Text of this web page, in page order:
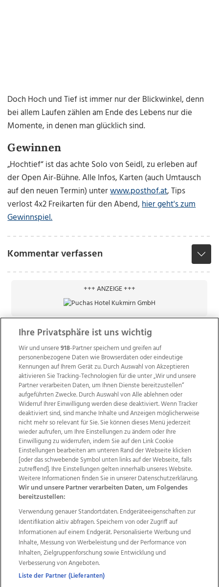
Doch Hoch und Tief ist immer nur der Blickwinkel, denn
bei allem Laufen zählen am Ende des Lebens nur die
Momente, in denen man glücklich sind.
Gewinnen
„Hochtief“ ist das achte Solo von Seidl, zu erleben auf
der Open Air-Bühne. Alle Infos, Karten (auch Umtausch
auf den neuen Termin) unterwww.posthof.at, Tips
verlost 4x2 Freikarten für den Abend,hier geht's zum
Gewinnspiel.
Kommentar verfassen
+++ ANZEIGE +++
Wir über uns Mediadaten Kontakt
Jobs
Datenschutz
Impressum
AGB Anzeigekunden
AGB Website
Ehrenkodex Politische Werbung
Weitere Angebote des Medienhauses Wimmer
TV1 di-mog-i.at OÖNow
Ischler Woche
Life Radio
OÖNachrichten
OÖN Immobilien
OÖN Karriere
OÖN Reise
Promenaden Galerien
Regionaljobs
wasistlos.at wirtrauern.at
Ihre Privatsphäre ist uns wichtig
Wir und unsere918-Partner speichern und greifen auf
personenbezogene Daten wie Browserdaten oder eindeutige
Kennungen auf Ihrem Gerät zu. Durch Auswahl von Akzeptieren
aktivieren Sie Tracking-Technologien für die unter „Wir und unsere
Partner verarbeiten Daten, um Ihnen Dienste bereitzustellen“
aufgeführten Zwecke. Durch Auswahl von Alle ablehnen oder
Widerruf Ihrer Einwilligung werden diese deaktiviert. Wenn Tracker
deaktiviert sind, sind manche Inhalte und Anzeigen möglicherweise
nicht mehr so relevant für Sie. Sie können dieses Menü jederzeit
wieder aufrufen, um Ihre Einstellungen zu ändern oder Ihre
Einwilligung zu widerrufen, indem Sie auf den Link Cookie
Einstellungen bearbeiten am unteren Rand der Webseite klicken
[oder das schwebende Symbol unten links auf der Webseite, falls
zutreffend]. Ihre Einstellungen gelten innerhalb unseres Website.
Weitere Informationen finden Sie in unserer Datenschutzerklärung.
Wir und unsere Partner verarbeiten Daten, um Folgendes
bereitzustellen:
Verwendung genauer Standortdaten. Endgeräteeigenschaften zur
Identifikation aktiv abfragen. Speichern von oder Zugriff auf
Informationen auf einem Endgerät. Personalisierte Werbung und
Inhalte, Messung von Werbeleistung und der Performance von
Inhalten, Zielgruppenforschung sowie Entwicklung und
Verbesserung von Angeboten.
Liste der Partner (Lieferanten)